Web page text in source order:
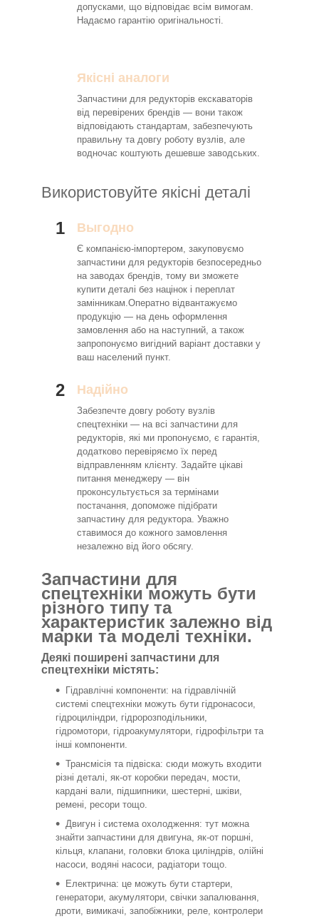
допусками, що відповідає всім вимогам.
Надаємо гарантію оригінальності.
Якісні аналоги
Запчастини для редукторів екскаваторів
від перевірених брендів — вони також
відповідають стандартам, забезпечують
правильну та довгу роботу вузлів, але
водночас коштують дешевше заводських.
Використовуйте якісні деталі
1 Выгодно
Є компанією-імпортером, закуповуємо
запчастини для редукторів безпосередньо
на заводах брендів, тому ви зможете
купити деталі без націнок і переплат
замінникам.Оператно відвантажуємо
продукцію — на день оформлення
замовлення або на наступний, а також
запропонуємо вигідний варіант доставки у
ваш населений пункт.
2 Надійно
Забезпечте довгу роботу вузлів
спецтехніки — на всі запчастини для
редукторів, які ми пропонуємо, є гарантія,
додатково перевіряємо їх перед
відправленням клієнту. Задайте цікаві
питання менеджеру — він
проконсультується за термінами
постачання, допоможе підібрати
запчастину для редуктора. Уважно
ставимося до кожного замовлення
незалежно від його обсягу.
Запчастини для
спецтехніки можуть бути
різного типу та
характеристик залежно від
марки та моделі техніки.
Деякі поширені запчастини для
спецтехніки містять:
Гідравлічні компоненти: на гідравлічній
системі спецтехніки можуть бути гідронасоси,
гідроциліндри, гідророзподільники,
гідромотори, гідроакумулятори, гідрофільтри та
інші компоненти.
Трансмісія та підвіска: сюди можуть входити
різні деталі, як-от коробки передач, мости,
кардані вали, підшипники, шестерні, шківи,
ремені, ресори тощо.
Двигун і система охолодження: тут можна
знайти запчастини для двигуна, як-от поршні,
кільця, клапани, головки блока циліндрів, олійні
насоси, водяні насоси, радіатори тощо.
Електрична: це можуть бути стартери,
генератори, акумулятори, свічки запалювання,
дроти, вимикачі, запобіжники, реле, контролери